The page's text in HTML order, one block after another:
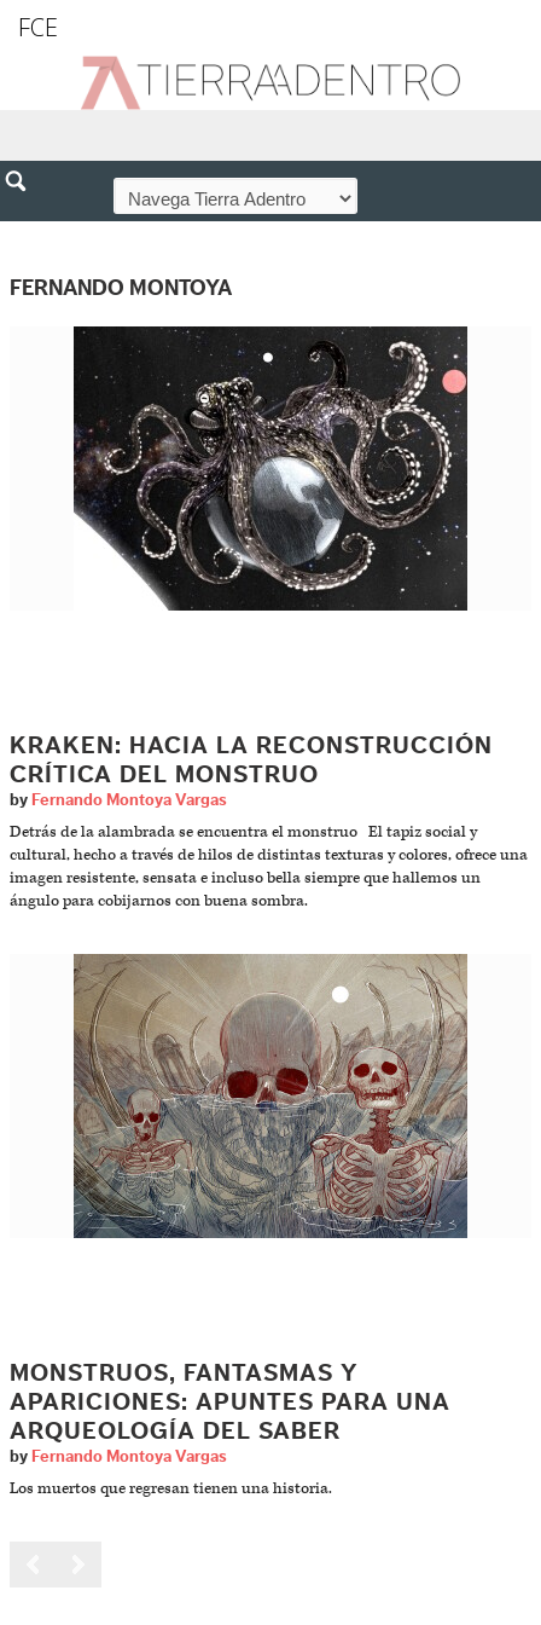
FCE
FERNANDO MONTOYA
KRAKEN: HACIA LA RECONSTRUCCIÓN
CRÍTICA DEL MONSTRUO
by Fernando Montoya Vargas
Detrás de la alambrada se encuentra el monstruo El tapiz social y
cultural, hecho a través de hilos de distintas texturas y colores, ofrece una
imagen resistente, sensata e incluso bella siempre que hallemos un
ángulo para cobijarnos con buena sombra.
MONSTRUOS, FANTASMAS Y
APARICIONES: APUNTES PARA UNA
ARQUEOLOGÍA DEL SABER
by Fernando Montoya Vargas
Los muertos que regresan tienen una historia.